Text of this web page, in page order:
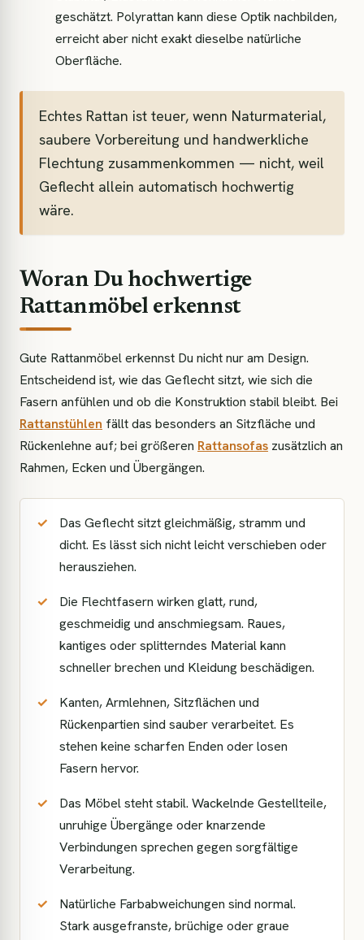
geschätzt. Polyrattan kann diese Optik nachbilden,
erreicht aber nicht exakt dieselbe natürliche
Oberfläche.
Echtes Rattan ist teuer, wenn Naturmaterial,
saubere Vorbereitung und handwerkliche
Flechtung zusammenkommen — nicht, weil
Geflecht allein automatisch hochwertig
wäre.
Woran Du hochwertige
Rattanmöbel erkennst
Gute Rattanmöbel erkennst Du nicht nur am Design.
Entscheidend ist, wie das Geflecht sitzt, wie sich die
Fasern anfühlen und ob die Konstruktion stabil bleibt. Bei
Rattanstühlen fällt das besonders an Sitzfläche und
Rückenlehne auf; bei größeren Rattansofas zusätzlich an
Rahmen, Ecken und Übergängen.
Das Geflecht sitzt gleichmäßig, stramm und
dicht. Es lässt sich nicht leicht verschieben oder
herausziehen.
Die Flechtfasern wirken glatt, rund,
geschmeidig und anschmiegsam. Raues,
kantiges oder splitterndes Material kann
schneller brechen und Kleidung beschädigen.
Kanten, Armlehnen, Sitzflächen und
Rückenpartien sind sauber verarbeitet. Es
stehen keine scharfen Enden oder losen
Fasern hervor.
Das Möbel steht stabil. Wackelnde Gestellteile,
unruhige Übergänge oder knarzende
Verbindungen sprechen gegen sorgfältige
Verarbeitung.
Natürliche Farbabweichungen sind normal.
Stark ausgefranste, brüchige oder graue